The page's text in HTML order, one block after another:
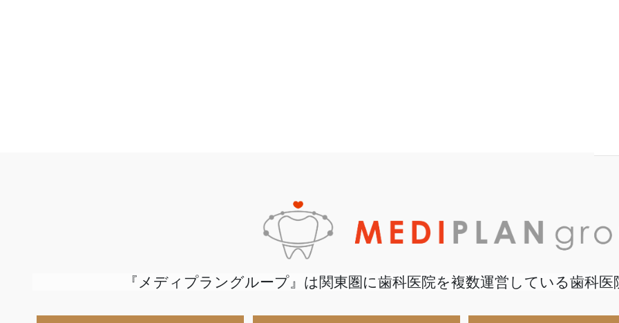
『メディプラングループ』は関東圏に歯科医院を複数運営している歯科医